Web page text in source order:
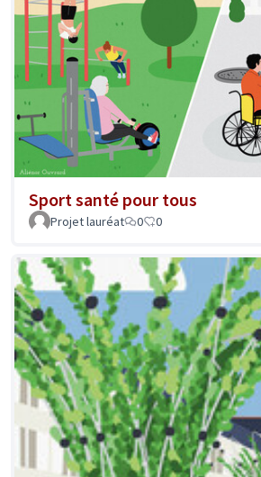
Sport santé pour tous
Projet lauréat 0 0